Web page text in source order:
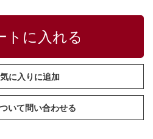
に入りに追加
いて問い合わせる